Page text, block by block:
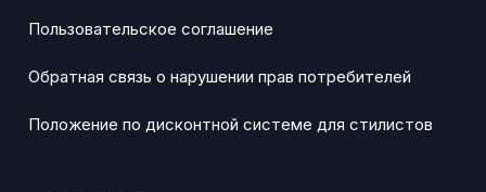
Пользовательское соглашение
Обратная связь о нарушении прав потребителей
Положение по дисконтной системе для стилистов